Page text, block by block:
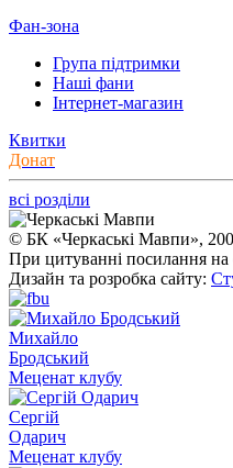
Фан-зона
Група підтримки
Наші фани
Інтернет-магазин
Квитки
Донат
всі розділи
© БК «Черкаські Мавпи»,
При цитуванні посилання на
Дизайн та розробка сайту:
Михайло
Бродський
Меценат клубу
Сергій
Одарич
Меценат клубу